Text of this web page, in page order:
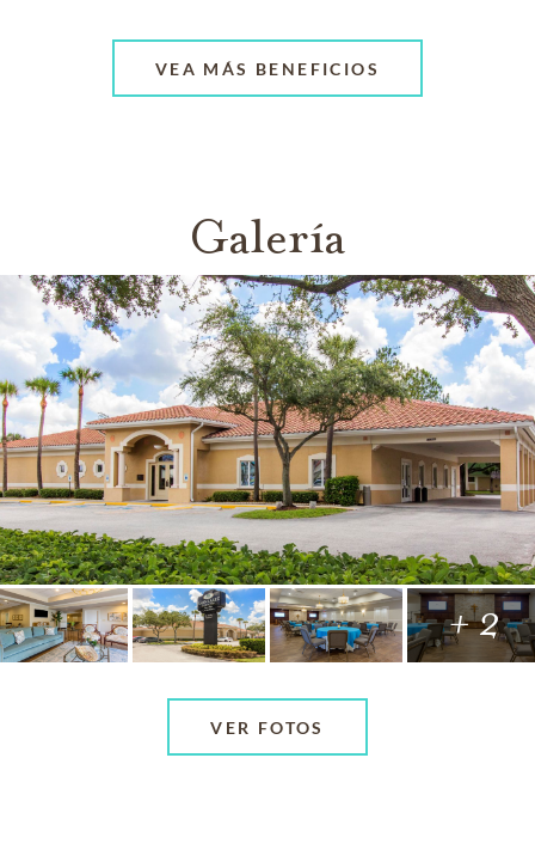
VEA MÁS BENEFICIOS
Galería
+ 2
VER FOTOS